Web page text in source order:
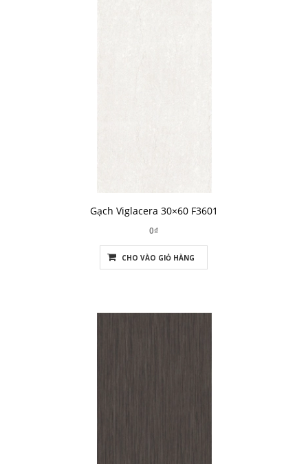
Gạch Viglacera 30×60 F3601
0₫
CHO VÀO GIỎ HÀNG